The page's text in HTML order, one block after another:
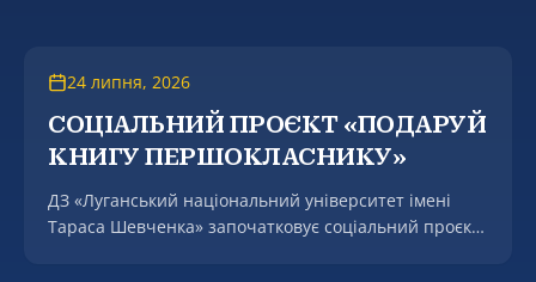
24 липня, 2026
СОЦІАЛЬНИЙ ПРОЄКТ «ПОДАРУЙ
КНИГУ ПЕРШОКЛАСНИКУ»
ДЗ «Луганський національний університет імені
Тараса Шевченка» започатковує соціальний проєкт